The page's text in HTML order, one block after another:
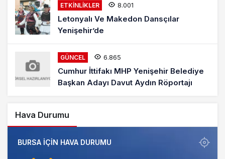
ETKINLIKLER 8.001
Letonyalı Ve Makedon Dansçılar
Yenişehir’de
GÜNCEL 6.865
Cumhur İttifakı MHP Yenişehir Belediye
Başkan Adayı Davut Aydın Röportajı
Hava Durumu
BURSA IÇIN HAVA DURUMU